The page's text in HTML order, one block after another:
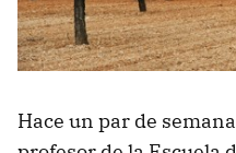
Hace un par de